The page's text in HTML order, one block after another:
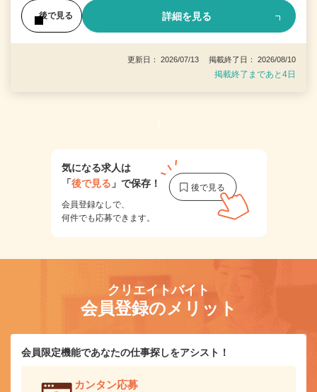
後で見る 詳細を見る
更新日： 2026/07/13 掲載終了日： 2026/08/10
掲載終了まであと4日
1
気になる求人は
「後で見る 」で保存！
会員登録なしで、
何件でも応募できます。
クリエイトバイト
会員登録のメリット
会員限定機能であなたの仕事探しをアシスト！
カンタン応募